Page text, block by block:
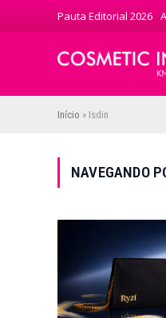
Pauta Editorial 2026
Início » Isdin
NAVEGANDO